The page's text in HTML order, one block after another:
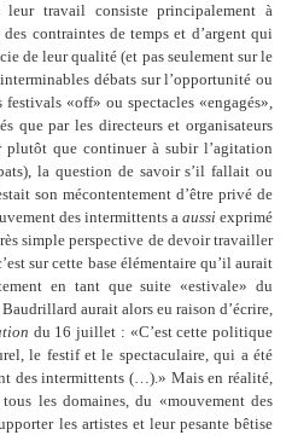
travail consiste principalement à
contraintes de temps et d’argent qui
de leur qualité (et pas seulement sur le
débats sur l’opportunité ou
«off» ou spectacles «engagés»,
que par les directeurs et organisateurs
plutôt que continuer à subir l’agitation
la question de savoir s’il fallait ou
son mécontentement d’être privé de
des intermittents a aussi exprimé
simple perspective de devoir travailler
sur cette base élémentaire qu’il aurait
en tant que suite «estivale» du
aurait alors eu raison d’écrire,
du 16 juillet : «C’est cette politique
le festif et le spectaculaire, qui a été
des intermittents (…).» Mais en réalité,
les domaines, du «mouvement des
les artistes et leur pesante bêtise